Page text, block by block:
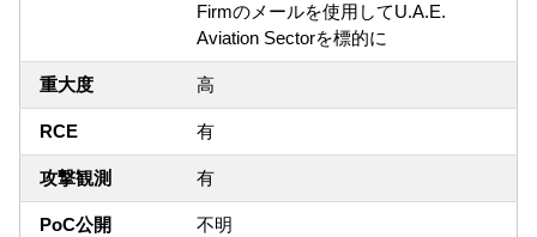
Firmのメールを使用してU.A.E.
Aviation Sectorを標的に
重大度 高
RCE 有
攻撃観測 有
PoC公開 不明